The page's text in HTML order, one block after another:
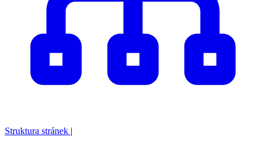
Struktura stránek |